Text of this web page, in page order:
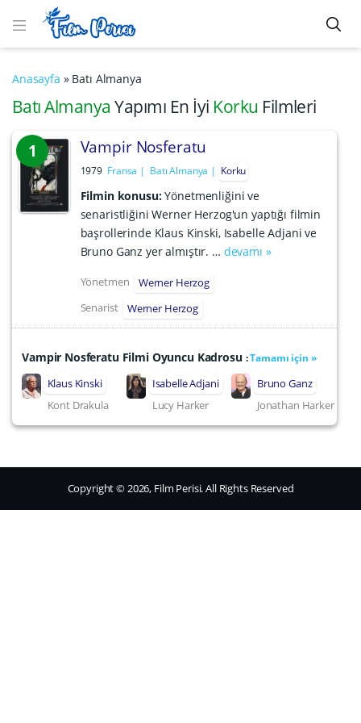
Anasayfa » Batı Almanya
Batı Almanya Yapımı En İyi Korku Filmleri
1 Vampir Nosferatu
1979 Fransa Batı Almanya Korku
Filmin konusu:Yönetmenliğini ve
senaristliğini Werner Herzog'un yaptığı filmin
başrollerinde Klaus Kinski, Isabelle Adjani ve
Bruno Ganz yer almıştır. … devamı »
Yönetmen
Werner Herzog
Senarist
Werner Herzog
Vampir Nosferatu Filmi Oyuncu Kadrosu :Tamamı için »
Klaus Kinski
Kont Drakula
Isabelle Adjani
Lucy Harker
Bruno Ganz
Jonathan Harker
Copyright © 2026, Film Perisi. All Rights Reserved